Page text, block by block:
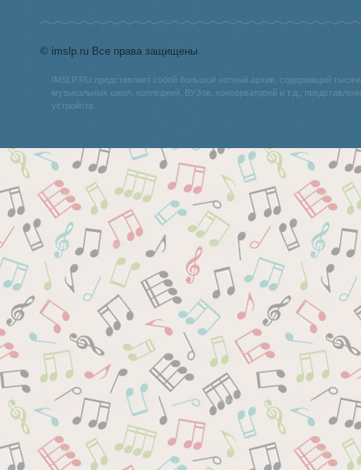
© imslp.ru Все права защищены
IMSLP.RU представляет собой большой нотный архив, содержащий
музыкальных школ, колледжей, ВУЗов, консерваторий и т.д.,
устройств.